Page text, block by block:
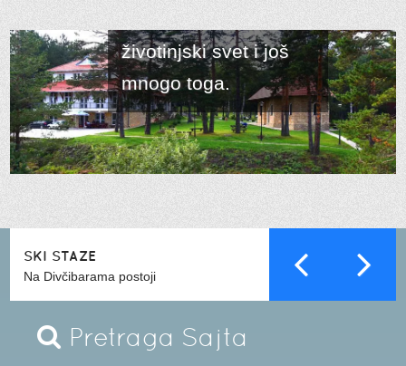
životinjski svet i još
mnogo toga.
SKI STAZE
Na Divčibarama postoji